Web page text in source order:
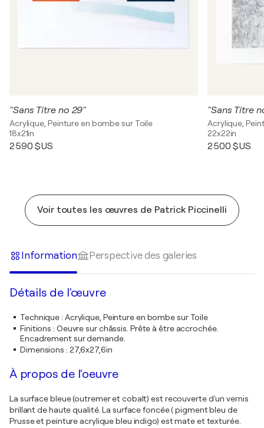
"Sans Titre no 29"
Acrylique, Peinture en bombe sur Toile
18x21in
2 590 $US
"Sans Titre
Acrylique,
22x22in
2 500 $US
Voir toutes les œuvres de Patrick Piccinelli
Information Perspective des galeries
Détails de l'œuvre
Technique: Acrylique, Peinture en bombe sur Toile
Finitions : Oeuvre sur châssis. Prête à être accrochée.
Encadrement sur demande.
Dimensions : 27,6x27,6in
À propos de l'oeuvre
La surface bleue (outremer et cobalt) est recouverte d'un vernis
brillant de haute qualité. La surface foncée ( pigment bleu de
Prusse et peinture acrylique bleu indigo) est mate et texturée.